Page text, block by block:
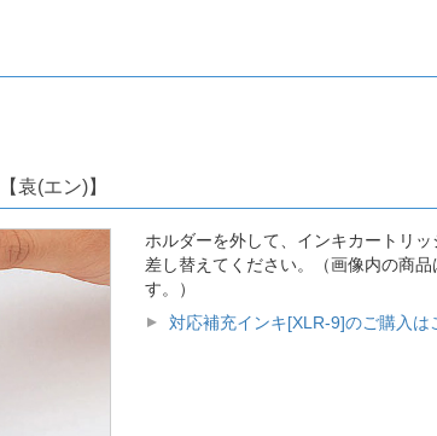
袁(エン)】
ホルダーを外して、インキカートリッ
差し替えてください。（画像内の商
す。）
対応補充インキ[XLR-9]のご購入は